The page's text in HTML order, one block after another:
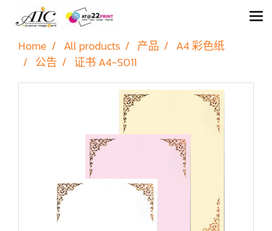
Home All products 产品
A4 彩色纸
公告
证书 A4-S011